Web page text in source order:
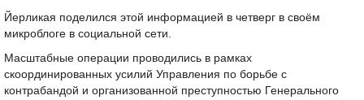
Йерликая поделился этой информацией в четверг в своём
микроблоге в социальной сети.
Масштабные операции проводились в рамках
скоординированных усилий Управления по борьбе с
контрабандой и организованной преступностью Генерального